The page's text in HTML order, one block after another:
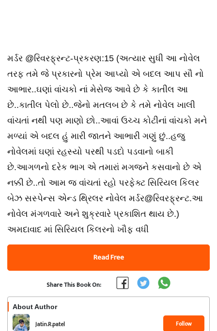
મર્ડર @રિવરફ્રન્ટ-પ્રકરણ:15 (અત્યાર સુધી આ નોવેલ
તરફ તમે જે પ્રકારનો પ્રેમ આપ્યો એ બદલ આપ સૌ નો
આભાર..ઘણાં વાંચકો નાં મેસેજ આવે છે કે કાતીલ આ
છે..કાતીલ પેલો છે..જેનો મતલબ છે કે તમે નોવેલ ખાલી
વાંચતાં નથી પણ માણો છો..આવાં ઉચ્ચ કોટીનાં વાંચકો મને
મળ્યાં એ બદલ હું મારી જાતને આભારી ગણું છું..હજુ
નોવેલમાં ઘણાં રહસ્યો પરથી પડદો પડવાનો બાકી
છે.આગળનો દરેક ભાગ એ તમારાં મગજને કસવાનો છે એ
નક્કી છે..તો આમ જ વાંચતાં રહો પરફેક્ટ સિરિયલ કિલર
બેઝ સસ્પેન્સ એન્ડ થ્રિલર નોવેલ મર્ડર@રિવરફ્રન્ટ.આ
નોવેલ મંગળવારે અને શુક્રવારે પ્રકાશિત થાય છે.)
અમદાવાદ માં સિરિયલ કિલરનો ખૌફ વધી
Read Free
Share This Book On:
About Author
Jatin.R.patel Follow